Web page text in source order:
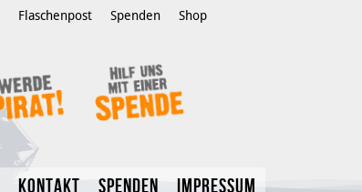
Flaschenpost Spenden Shop
Kontakt Spenden Impressum